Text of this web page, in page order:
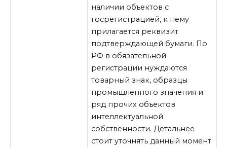
наличии объектов с
госрегистрацией, к нему
прилагается реквизит
подтверждающей бумаги. По
РФ в обязательной
регистрации нуждаются
товарный знак, образцы
промышленного значения и
ряд прочих объектов
интеллектуальной
собственности. Детальнее
стоит уточнять данный момент